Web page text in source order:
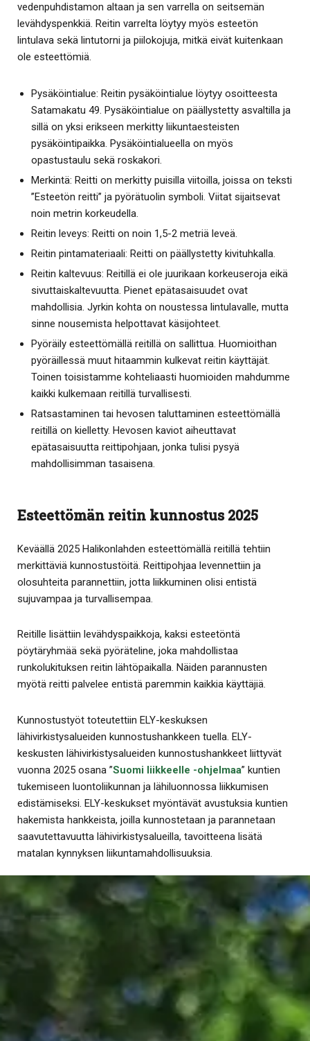
vedenpuhdistamon altaan ja sen varrella on seitsemän
levähdyspenkkiä. Reitin varrelta löytyy myös esteetön
lintulava sekä lintutorni ja piilokojuja, mitkä eivät kuitenkaan
ole esteettömiä.
Pysäköintialue: Reitin pysäköintialue löytyy osoitteesta
Satamakatu 49. Pysäköintialue on päällystetty asvaltilla ja
sillä on yksi erikseen merkitty liikuntaesteisten
pysäköintipaikka. Pysäköintialueella on myös
opastustaulu sekä roskakori.
Merkintä: Reitti on merkitty puisilla viitoilla, joissa on teksti
’’Esteetön reitti’’ ja pyörätuolin symboli. Viitat sijaitsevat
noin metrin korkeudella.
Reitin leveys: Reitti on noin 1,5-2 metriä leveä.
Reitin pintamateriaali: Reitti on päällystetty kivituhkalla.
Reitin kaltevuus: Reitillä ei ole juurikaan korkeuseroja eikä
sivuttaiskaltevuutta. Pienet epätasaisuudet ovat
mahdollisia. Jyrkin kohta on noustessa lintulavalle, mutta
sinne nousemista helpottavat käsijohteet.
Pyöräily esteettömällä reitillä on sallittua. Huomioithan
pyöräillessä muut hitaammin kulkevat reitin käyttäjät.
Toinen toisistamme kohteliaasti huomioiden mahdumme
kaikki kulkemaan reitillä turvallisesti.
Ratsastaminen tai hevosen taluttaminen esteettömällä
reitillä on kielletty. Hevosen kaviot aiheuttavat
epätasaisuutta reittipohjaan, jonka tulisi pysyä
mahdollisimman tasaisena.
Esteettömän reitin kunnostus 2025
Keväällä 2025 Halikonlahden esteettömällä reitillä tehtiin
merkittäviä kunnostustöitä. Reittipohjaa levennettiin ja
olosuhteita parannettiin, jotta liikkuminen olisi entistä
sujuvampaa ja turvallisempaa.
Reitille lisättiin levähdyspaikkoja, kaksi esteetöntä
pöytäryhmää sekä pyöräteline, joka mahdollistaa
runkolukituksen reitin lähtöpaikalla. Näiden parannusten
myötä reitti palvelee entistä paremmin kaikkia käyttäjiä.
Kunnostustyöt toteutettiin ELY-keskuksen
lähivirkistysalueiden kunnostushankkeen tuella. ELY-
keskusten lähivirkistysalueiden kunnostushankkeet liittyvät
vuonna 2025 osana ”Suomi liikkeelle -ohjelmaa” kuntien
tukemiseen luontoliikunnan ja lähiluonnossa liikkumisen
edistämiseksi. ELY-keskukset myöntävät avustuksia kuntien
hakemista hankkeista, joilla kunnostetaan ja parannetaan
saavutettavuutta lähivirkistysalueilla, tavoitteena lisätä
matalan kynnyksen liikuntamahdollisuuksia.